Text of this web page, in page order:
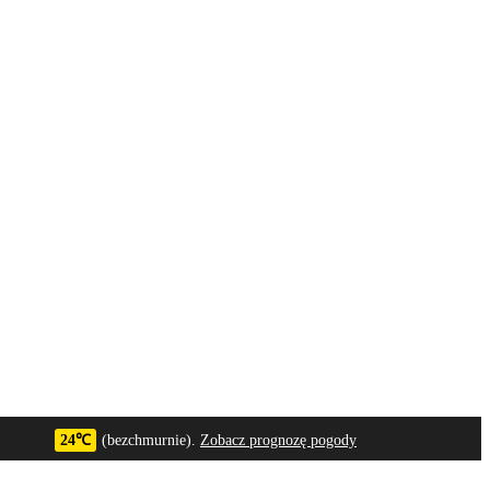
24℃ (bezchmurnie). Zobacz prognozę pogody